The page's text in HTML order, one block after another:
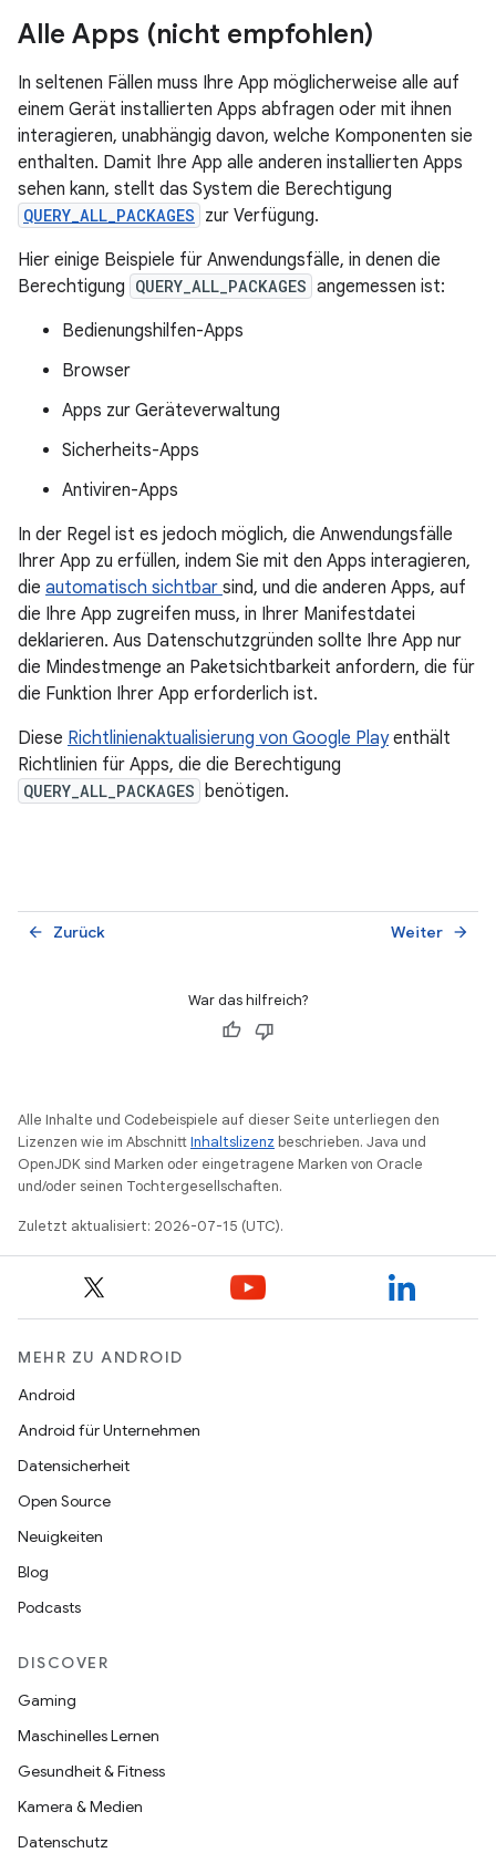
Alle Apps (nicht empfohlen)
In seltenen Fällen muss Ihre App möglicherweise alle auf
einem Gerät installierten Apps abfragen oder mit ihnen
interagieren, unabhängig davon, welche Komponenten sie
enthalten. Damit Ihre App alle anderen installierten Apps
sehen kann, stellt das System die Berechtigung
QUERY_ALL_PACKAGES zur Verfügung.
Hier einige Beispiele für Anwendungsfälle, in denen die
Berechtigung QUERY_ALL_PACKAGES angemessen ist:
Bedienungshilfen-Apps
Browser
Apps zur Geräteverwaltung
Sicherheits-Apps
Antiviren-Apps
In der Regel ist es jedoch möglich, die Anwendungsfälle
Ihrer App zu erfüllen, indem Sie mit den Apps interagieren,
die automatisch sichtbar sind, und die anderen Apps, auf
die Ihre App zugreifen muss, in Ihrer Manifestdatei
deklarieren. Aus Datenschutzgründen sollte Ihre App nur
die Mindestmenge an Paketsichtbarkeit anfordern, die für
die Funktion Ihrer App erforderlich ist.
Diese Richtlinienaktualisierung von Google Playenthält
Richtlinien für Apps, die die Berechtigung
QUERY_ALL_PACKAGES benötigen.
Zurück
arrow_back Weiter arrow_forward
War das hilfreich?
Alle Inhalte und Codebeispiele auf dieser Seite unterliegen den
Lizenzen wie im AbschnittInhaltslizenz beschrieben. Java und
OpenJDK sind Marken oder eingetragene Marken von Oracle
und/oder seinen Tochtergesellschaften.
Zuletzt aktualisiert: 2026-07-15 (UTC).
MEHR ZU ANDROID
Android
Android für Unternehmen
Datensicherheit
Open Source
Neuigkeiten
Blog
Podcasts
DISCOVER
Gaming
Maschinelles Lernen
Gesundheit & Fitness
Kamera & Medien
Datenschutz